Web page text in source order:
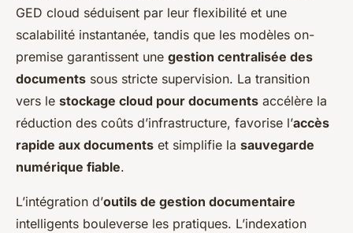
GED cloud séduisent par leur flexibilité et une
scalabilité instantanée, tandis que les modèles on-
premise garantissent une gestion centralisée des
documents sous stricte supervision. La transition
vers le stockage cloud pour documents accélère la
réduction des coûts d’infrastructure, favorise l’accès
rapide aux documents et simplifie la sauvegarde
numérique fiable.
L’intégration d’outils de gestion documentaire
intelligents bouleverse les pratiques. L’indexation